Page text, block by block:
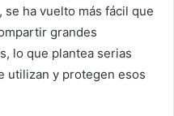
se ha vuelto más fácil que
grandes
lo que plantea serias
utilizan y protegen esos